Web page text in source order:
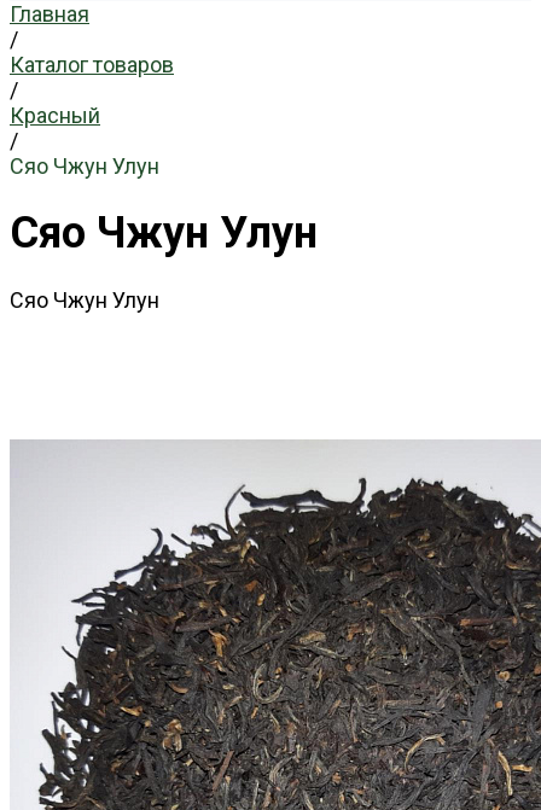
Главная
/
Каталог товаров
/
Красный
/
Сяо Чжун Улун
Сяо Чжун Улун
Сяо Чжун Улун